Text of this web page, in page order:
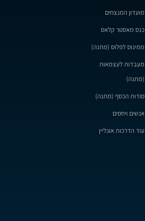
מועדון המנצחים
כנס מאסטר קלאס
ממינוס לפלוס (מתנה)
מעבדות לעצמאות
(מתנה)
סודות הכסף (מתנה)
אנשים ויחסים
עוד הדרכות אונליין